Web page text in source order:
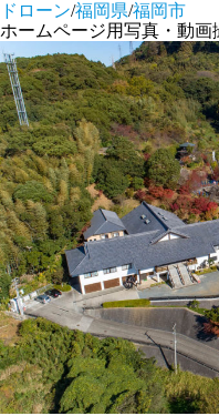
ドローン/福岡県/福岡市
ホームページ用写真・動画